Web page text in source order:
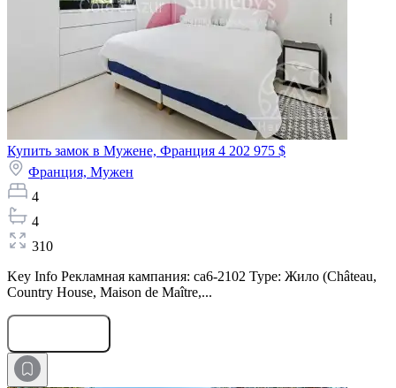
Купить замок в Мужене, Франция 4 202 975 $
Франция, Мужен
4
4
310
Key Info Рекламная кампания: ca6-2102 Type: Жило (Château,
Country House, Maison de Maître,...